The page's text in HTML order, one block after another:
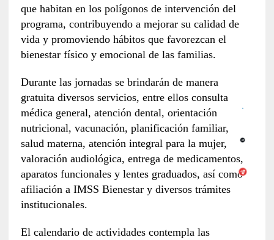
que habitan en los polígonos de intervención del
programa, contribuyendo a mejorar su calidad de
vida y promoviendo hábitos que favorezcan el
bienestar físico y emocional de las familias.
Durante las jornadas se brindarán de manera
gratuita diversos servicios, entre ellos consulta
médica general, atención dental, orientación
nutricional, vacunación, planificación familiar,
salud materna, atención integral para la mujer,
valoración audiológica, entrega de medicamentos,
aparatos funcionales y lentes graduados, así como
afiliación a IMSS Bienestar y diversos trámites
institucionales.
El calendario de actividades contempla las